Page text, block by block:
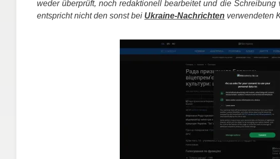
weder überprüft, noch redaktionell bearbeitet und die
entspricht nicht den sonst bei Ukraine-Nachrichten verwendeten